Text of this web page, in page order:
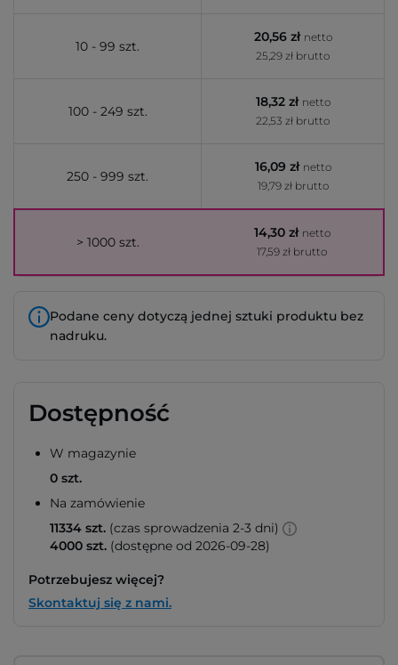
10 - 99 szt.
20,56 zł netto
25,29 zł brutto
100 - 249 szt.
18,32 zł netto
22,53 zł brutto
250 - 999 szt.
16,09 zł netto
19,79 zł brutto
> 1000 szt.
14,30 zł netto
17,59 zł brutto
Podane ceny dotyczą jednej sztuki produktu bez
nadruku.
Dostępność
W magazynie
0 szt.
Na zamówienie
11334 szt. (czas sprowadzenia 2-3 dni)
4000 szt. (dostępne od 2026-09-28)
Potrzebujesz więcej?
Skontaktuj się z nami.